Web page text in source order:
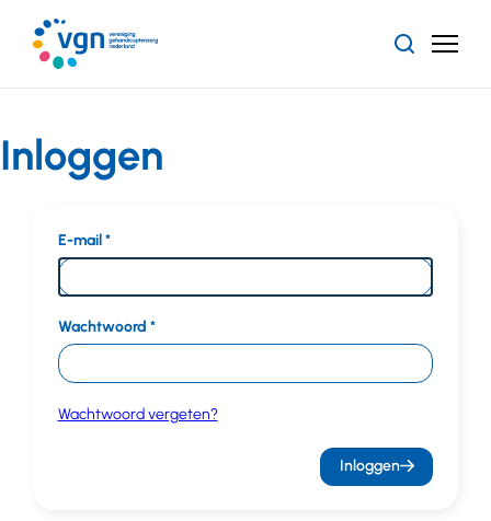
naar
hoofdinhoud
ZoekenMenu
Inloggen
E-mail
Wachtwoord
Wachtwoord vergeten?
Inloggen